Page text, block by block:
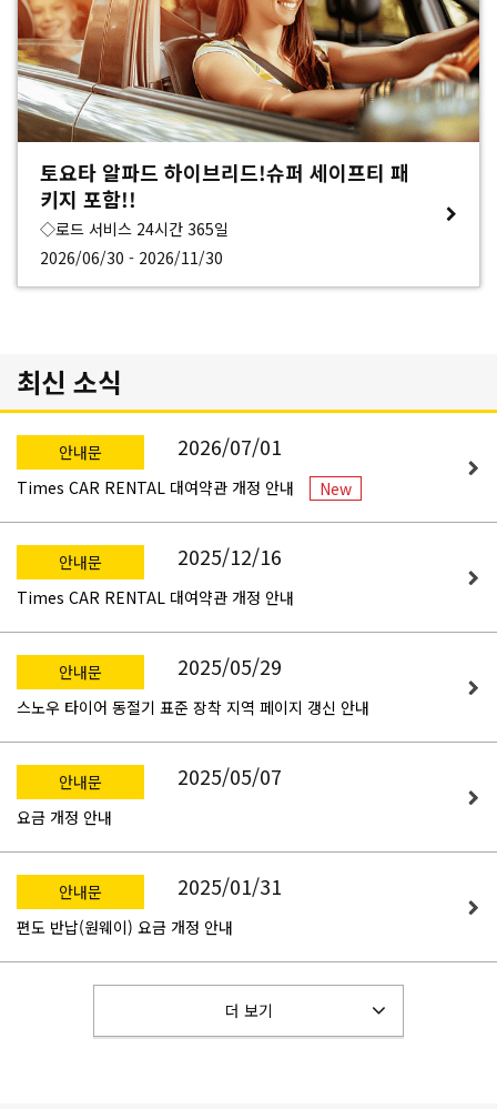
토요타 알파드 하이브리드!슈퍼 세이프티 패
키지 포함!!
◇로드 서비스 24시간 365일
2026/06/30 - 2026/11/30
최신 소식
안내문 2026/07/01
Times CAR RENTAL 대여약관 개정 안내 New
안내문 2025/12/16
Times CAR RENTAL 대여약관 개정 안내
안내문 2025/05/29
스노우 타이어 동절기 표준 장착 지역 페이지 갱신 안내
안내문 2025/05/07
요금 개정 안내
안내문 2025/01/31
편도 반납(원웨이) 요금 개정 안내
더 보기